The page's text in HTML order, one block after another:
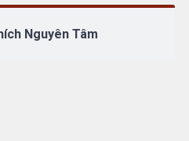
Nguyên Tâm